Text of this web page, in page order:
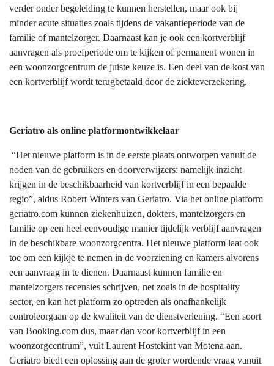
verder onder begeleiding te kunnen herstellen, maar ook bij
minder acute situaties zoals tijdens de vakantieperiode van de
familie of mantelzorger. Daarnaast kan je ook een kortverblijf
aanvragen als proefperiode om te kijken of permanent wonen in
een woonzorgcentrum de juiste keuze is. Een deel van de kost van
een kortverblijf wordt terugbetaald door de ziekteverzekering.
Geriatro als online platformontwikkelaar
“Het nieuwe platform is in de eerste plaats ontworpen vanuit de
noden van de gebruikers en doorverwijzers: namelijk inzicht
krijgen in de beschikbaarheid van kortverblijf in een bepaalde
regio”, aldus Robert Winters van Geriatro. Via het online platform
geriatro.com kunnen ziekenhuizen, dokters, mantelzorgers en
familie op een heel eenvoudige manier tijdelijk verblijf aanvragen
in de beschikbare woonzorgcentra. Het nieuwe platform laat ook
toe om een kijkje te nemen in de voorziening en kamers alvorens
een aanvraag in te dienen. Daarnaast kunnen familie en
mantelzorgers recensies schrijven, net zoals in de hospitality
sector, en kan het platform zo optreden als onafhankelijk
controleorgaan op de kwaliteit van de dienstverlening. “Een soort
van Booking.com dus, maar dan voor kortverblijf in een
woonzorgcentrum”, vult Laurent Hostekint van Motena aan.
Geriatro biedt een oplossing aan de groter wordende vraag vanuit